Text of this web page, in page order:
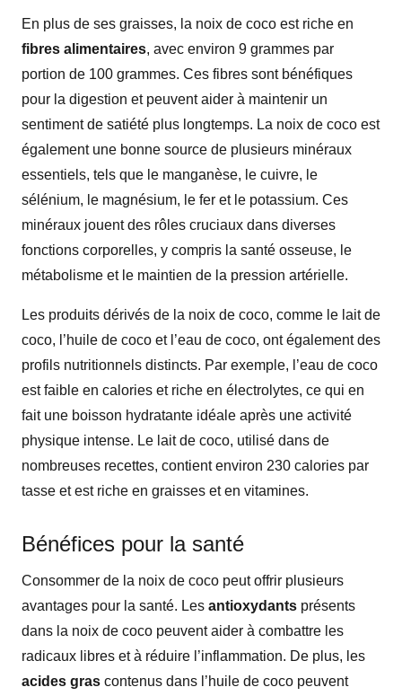
En plus de ses graisses, la noix de coco est riche en
fibres alimentaires, avec environ 9 grammes par
portion de 100 grammes. Ces fibres sont bénéfiques
pour la digestion et peuvent aider à maintenir un
sentiment de satiété plus longtemps. La noix de coco est
également une bonne source de plusieurs minéraux
essentiels, tels que le manganèse, le cuivre, le
sélénium, le magnésium, le fer et le potassium. Ces
minéraux jouent des rôles cruciaux dans diverses
fonctions corporelles, y compris la santé osseuse, le
métabolisme et le maintien de la pression artérielle.
Les produits dérivés de la noix de coco, comme le lait de
coco, l’huile de coco et l’eau de coco, ont également des
profils nutritionnels distincts. Par exemple, l’eau de coco
est faible en calories et riche en électrolytes, ce qui en
fait une boisson hydratante idéale après une activité
physique intense. Le lait de coco, utilisé dans de
nombreuses recettes, contient environ 230 calories par
tasse et est riche en graisses et en vitamines.
Bénéfices pour la santé
Consommer de la noix de coco peut offrir plusieurs
avantages pour la santé. Les antioxydants présents
dans la noix de coco peuvent aider à combattre les
radicaux libres et à réduire l’inflammation. De plus, les
acides gras contenus dans l’huile de coco peuvent